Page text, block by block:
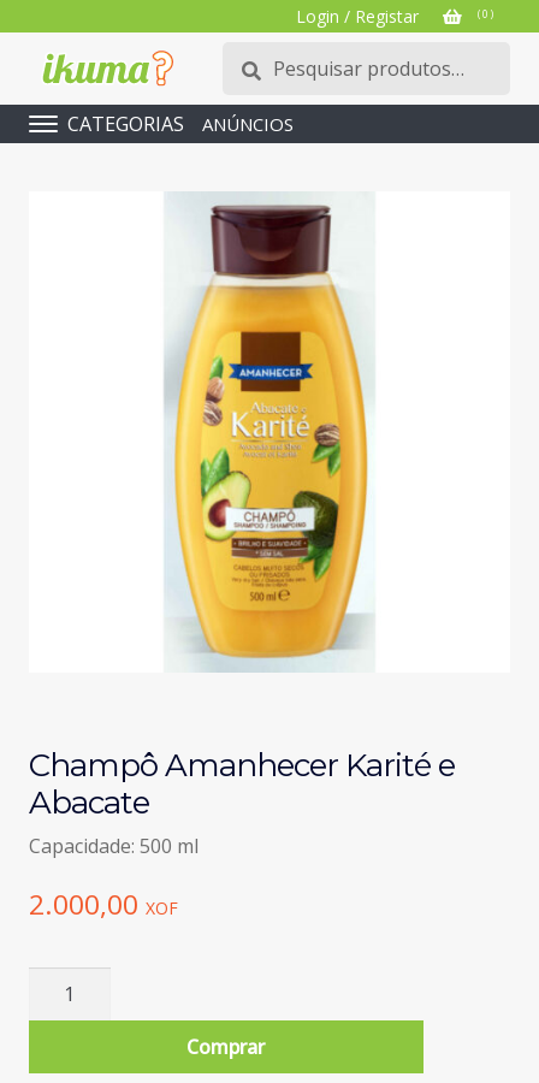
Login / Registar ( 0 )
Pesquisar
por:
Pesquisa
CATEGORIAS ANÚNCIOS
Champô Amanhecer Karité e
Abacate
Capacidade: 500 ml
2.000,00 XOF
Quantidade
Amanhecer
Comprar